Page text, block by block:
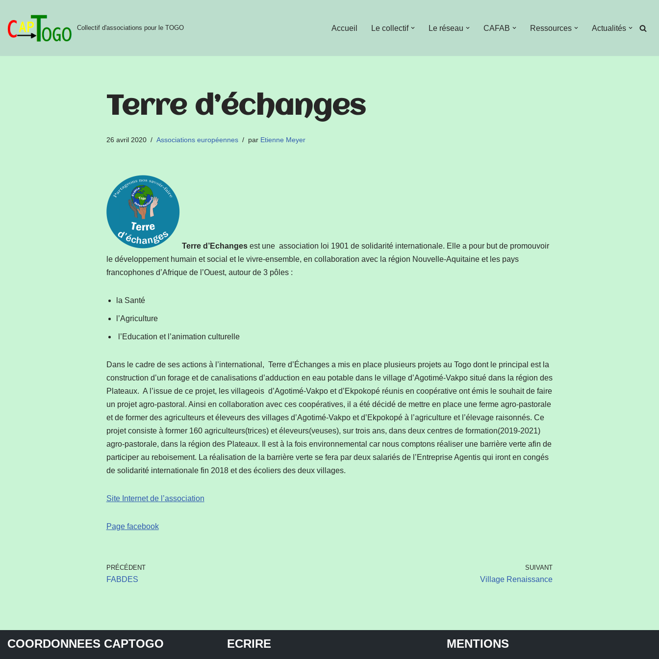
Aller
au
Collectif d'associations pour le TOGO Accueil Le collectif Le réseau CAFAB Ressources Actualités
Terre d’échanges
26 avril 2020 Associations européennes par Etienne Meyer
Terre d’Echangesest une association loi 1901 de solidarité internationale. Elle a pour but de promouvoir
le développement humain et social et le vivre-ensemble, en collaboration avec la région Nouvelle-Aquitaine et les pays
francophones d’Afrique de l’Ouest, autour de 3 pôles :
la Santé
l’Agriculture
l’Education et l’animation culturelle
Dans le cadre de ses actions à l’international, Terre d’Échanges a mis en place plusieurs projets au Togo dont le principal est la
construction d’un forage et de canalisations d’adduction en eau potable dans le village d’Agotimé-Vakpo situé dans la région des
Plateaux. A l’issue de ce projet, les villageois d’Agotimé-Vakpo et d’Ekpokopé réunis en coopérative ont émis le souhait de faire
un projet agro-pastoral. Ainsi en collaboration avec ces coopératives, il a été décidé de mettre en place une ferme agro-pastorale
et de former des agriculteurs et éleveurs des villages d’Agotimé-Vakpo et d’Ekpokopé à l’agriculture et l’élevage raisonnés. Ce
projet consiste à former 160 agriculteurs(trices) et éleveurs(veuses), sur trois ans, dans deux centres de formation(2019-2021)
agro-pastorale, dans la région des Plateaux. Il est à la fois environnemental car nous comptons réaliser une barrière verte afin de
participer au reboisement. La réalisation de la barrière verte se fera par deux salariés de l’Entreprise Agentis qui iront en congés
de solidarité internationale fin 2018 et des écoliers des deux villages.
Site Internet de l’association
Page facebook
PRÉCÉDENT
FABDES
SUIVANT
Village Renaissance
COORDONNEES CAPTOGO ECRIRE MENTIONS